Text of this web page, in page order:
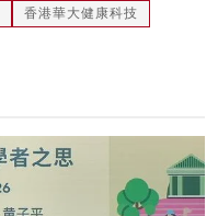
香港華大健康科技